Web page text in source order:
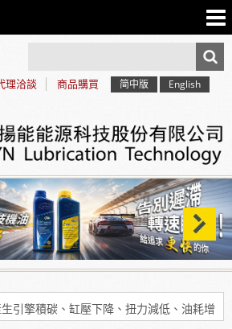
理洽談 商品購買 简中版 English
引擎積碳、缸壓下降、扭力減低、油耗增